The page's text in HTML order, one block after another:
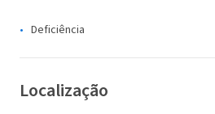
Deficiência
Localização